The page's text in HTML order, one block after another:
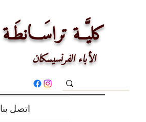
كليَّــة تراسَـــانطَـة
الأباء الفرنسيسكان
اتصل بنا